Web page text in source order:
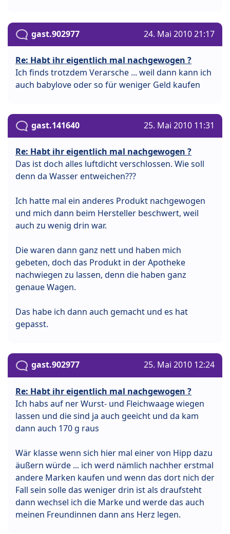
gast.902977 24. Mai 2010 21:17
Re: Habt ihr eigentlich mal nachgewogen ?
Ich finds trotzdem Verarsche ... weil dann kann ich
auch babylove oder so für weniger Geld kaufen
gast.141640 25. Mai 2010 11:31
Re: Habt ihr eigentlich mal nachgewogen ?
Das ist doch alles luftdicht verschlossen. Wie soll
denn da Wasser entweichen???
Ich hatte mal ein anderes Produkt nachgewogen
und mich dann beim Hersteller beschwert, weil
auch zu wenig drin war.
Die waren dann ganz nett und haben mich
gebeten, doch das Produkt in der Apotheke
nachwiegen zu lassen, denn die haben ganz
genaue Wagen.
Das habe ich dann auch gemacht und es hat
gepasst.
gast.902977 25. Mai 2010 12:24
Re: Habt ihr eigentlich mal nachgewogen ?
Ich habs auf ner Wurst- und Fleichwaage wiegen
lassen und die sind ja auch geeicht und da kam
dann auch 170 g raus
Wär klasse wenn sich hier mal einer von Hipp dazu
äußern würde ... ich werd nämlich nachher erstmal
andere Marken kaufen und wenn das dort nich der
Fall sein solle das weniger drin ist als draufsteht
dann wechsel ich die Marke und werde das auch
meinen Freundinnen dann ans Herz legen.